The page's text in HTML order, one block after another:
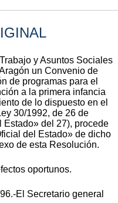
y Asuntos Sociales
un Convenio de
de programas para el
a la primera infancia
de lo dispuesto en el
30/1992, de 26 de
del 27), procede
del Estado» de dicho
de esta Resolución.
oportunos.
El Secretario general